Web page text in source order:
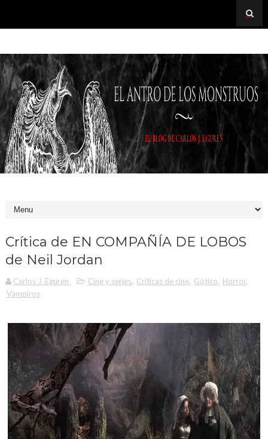
Crítica de EN COMPAÑÍA DE LOBOS
de Neil Jordan
Carlos J. Eguren Cine y series, Críticas de cine, Gótico, Horror,
Vampiros